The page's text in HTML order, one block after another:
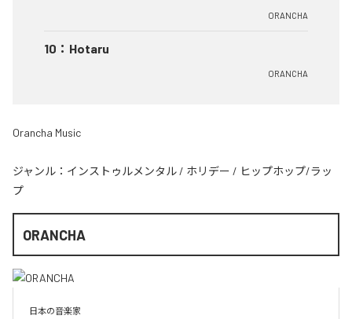
ORANCHA
10 ： Hotaru
ORANCHA
Orancha Music
ジャンル： インストゥルメンタル / ホリデー / ヒップホップ/ラッ
プ
ORANCHA
日本の音楽家